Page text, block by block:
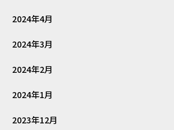
2024年4月
2024年3月
2024年2月
2024年1月
2023年12月